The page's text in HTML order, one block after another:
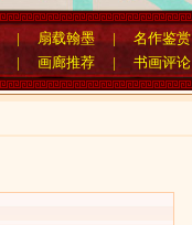
|扇载翰墨 |名作鉴赏
| 画廊推荐 | 书画评论